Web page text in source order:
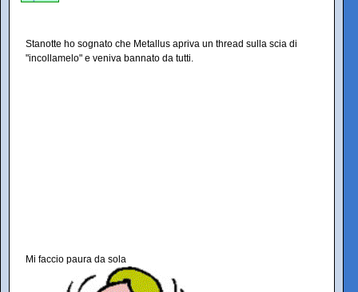
Stanotte ho sognato che Metallus apriva un thread sulla scia di
"incollamelo" e veniva bannato da tutti.
Mi faccio paura da sola